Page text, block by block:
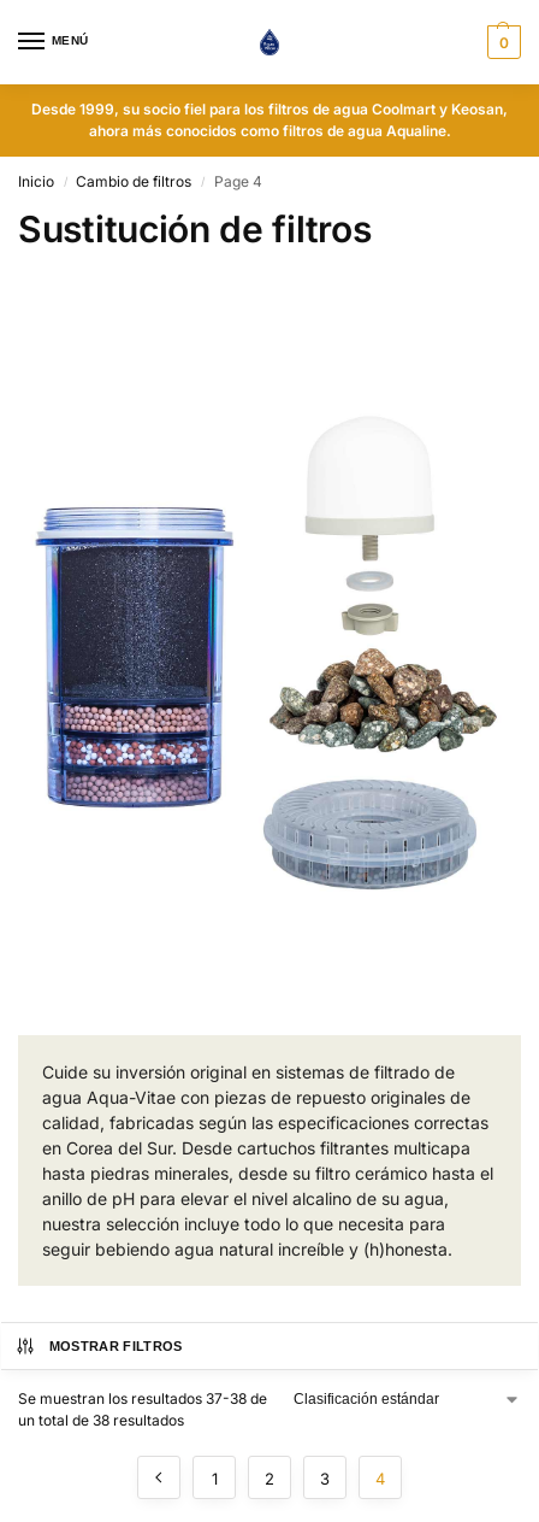
MENÚ 0
Desde 1999, su socio fiel para los filtros de agua Coolmart y Keosan,
ahora más conocidos como filtros de agua Aqualine.
Inicio / Cambio de filtros / Page 4
Sustitución de filtros
Cuide su inversión original en sistemas de filtrado de
agua Aqua-Vitae con piezas de repuesto originales de
calidad, fabricadas según las especificaciones correctas
en Corea del Sur. Desde cartuchos filtrantes multicapa
hasta piedras minerales, desde su filtro cerámico hasta el
anillo de pH para elevar el nivel alcalino de su agua,
nuestra selección incluye todo lo que necesita para
seguir bebiendo agua natural increíble y (h)honesta.
MOSTRAR FILTROS
Se muestran los resultados 37-38 de
un total de 38 resultados
1 2 3 4